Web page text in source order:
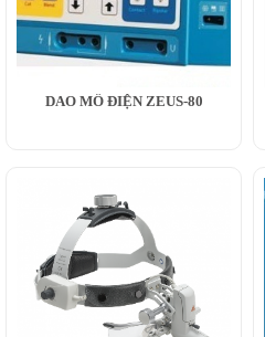
DAO MỔ ĐIỆN ZEUS-80